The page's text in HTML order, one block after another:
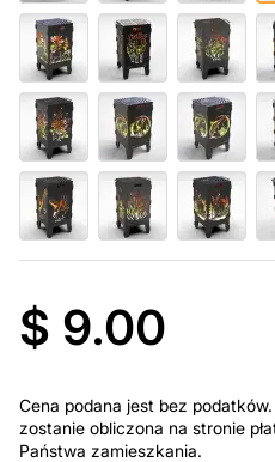
$ 9.00
Cena podana jest bez
zostanie obliczona na stronie
Państwa zamieszkania.